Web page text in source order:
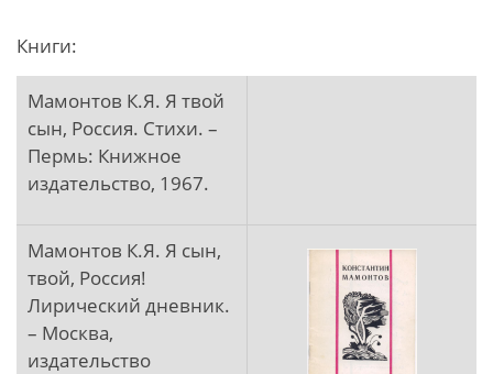
Книги:
Мамонтов К.Я. Я твой
сын, Россия. Стихи. –
Пермь: Книжное
издательство, 1967.
Мамонтов К.Я. Я сын,
твой, Россия!
Лирический дневник.
– Москва,
издательство